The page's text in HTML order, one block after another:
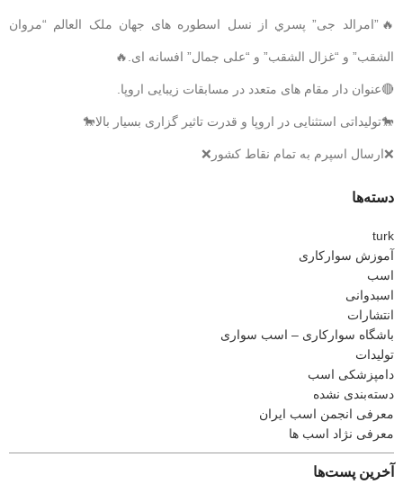
🔥”امرالد جی” پسري از نسل اسطوره های جهان ملک العالم “مروان
الشقب” و “غزال الشقب” و “علی جمال” افسانه ای.🔥
🔴عنوان دار مقام های متعدد در مسابقات زیبایی اروپا.
🐎تولیداتی استثنایی در اروپا و قدرت تاثیر گزاری بسیار بالا🐎
❌ارسال اسپرم به تمام نقاط کشور❌
دسته‌ها
turk
آموزش سوارکاری
اسب
اسبدوانی
انتشارات
باشگاه سوارکاری – اسب سواری
تولیدات
دامپزشکی اسب
دسته‌بندی نشده
معرفی انجمن اسب ایران
معرفی نژاد اسب ها
آخرین پست‌ها